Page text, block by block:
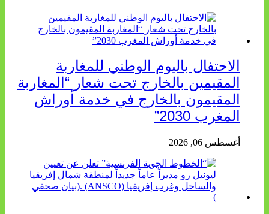
الاحتفال باليوم الوطني للمغاربة
المقيمين بالخارج تحت شعار “المغاربة
المقيمون بالخارج في خدمة أوراش
المغرب 2030”
أغسطس 06, 2026